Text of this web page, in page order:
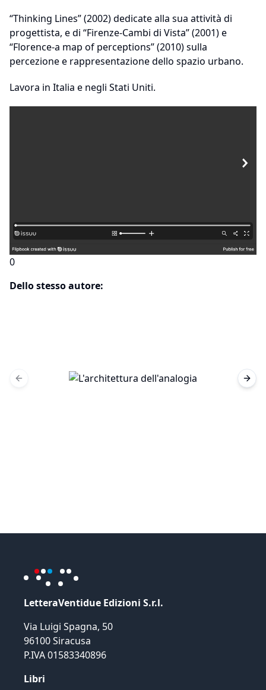
“Thinking Lines” (2002) dedicate alla sua attività di
progettista, e di “Firenze-Cambi di Vista” (2001) e
“Florence-a map of perceptions” (2010) sulla
percezione e rappresentazione dello spazio urbano.
Lavora in Italia e negli Stati Uniti.
0
Dello stesso autore:
Previous slide
LetteraVentidue Edizioni S.r.l.
Via Luigi Spagna, 50
96100 Siracusa
P.IVA 01583340896
Libri